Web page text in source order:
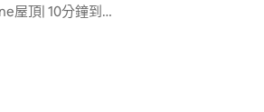
屋頂| 10分鐘到紐